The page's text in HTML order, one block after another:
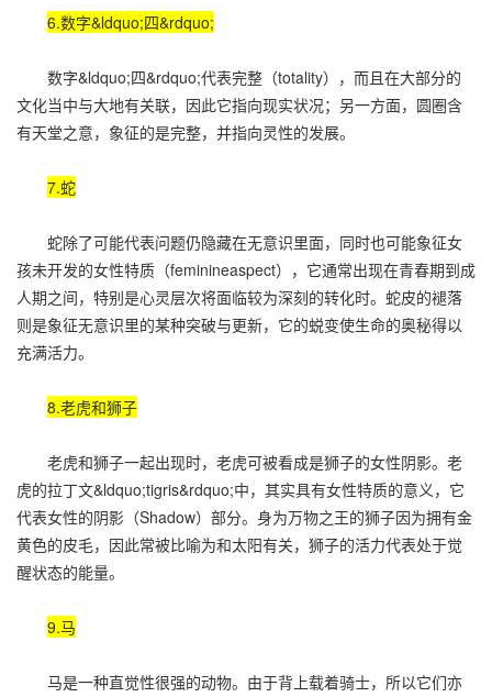
6.数字&ldquo;四&rdquo;
数字&ldquo;四&rdquo;代表完整（totality），而且在大部分的
文化当中与大地有关联，因此它指向现实状况；另一方面，圆圈含
有天堂之意，象征的是完整，并指向灵性的发展。
7.蛇
蛇除了可能代表问题仍隐藏在无意识里面，同时也可能象征女
孩未开发的女性特质（feminineaspect），它通常出现在青春期到成
人期之间，特别是心灵层次将面临较为深刻的转化时。蛇皮的褪落
则是象征无意识里的某种突破与更新，它的蜕变使生命的奥秘得以
充满活力。
8.老虎和狮子
老虎和狮子一起出现时，老虎可被看成是狮子的女性阴影。老
虎的拉丁文&ldquo;tigris&rdquo;中，其实具有女性特质的意义，它
代表女性的阴影（Shadow）部分。身为万物之王的狮子因为拥有金
黄色的皮毛，因此常被比喻为和太阳有关，狮子的活力代表处于觉
醒状态的能量。
9.马
马是一种直觉性很强的动物。由于背上载着骑士，所以它们亦